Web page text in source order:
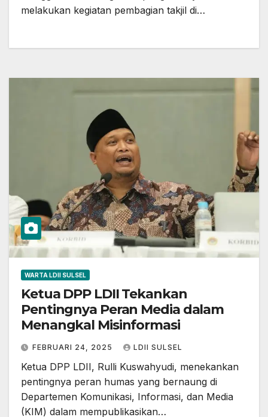
melakukan kegiatan pembagian takjil di…
WARTA LDII SULSEL
Ketua DPP LDII Tekankan
Pentingnya Peran Media dalam
Menangkal Misinformasi
FEBRUARI 24, 2025 LDII SULSEL
Ketua DPP LDII, Rulli Kuswahyudi, menekankan
pentingnya peran humas yang bernaung di
Departemen Komunikasi, Informasi, dan Media
(KIM) dalam mempublikasikan…